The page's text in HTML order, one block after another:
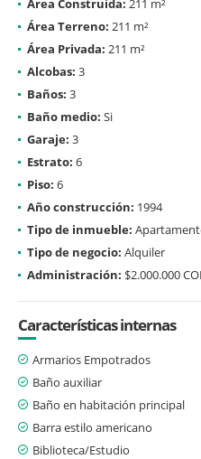
Área Construida: 211 m²
Área Terreno: 211 m²
Área Privada: 211 m²
Alcobas: 3
Baños: 3
Baño medio: Si
Garaje: 3
Estrato: 6
Piso: 6
Año construcción: 1994
Tipo de inmueble:
Tipo de negocio: Alquiler
Administración: $2.000.000
Características internas
Armarios Empotrados
Baño auxiliar
Baño en habitación principal
Barra estilo americano
Biblioteca/Estudio